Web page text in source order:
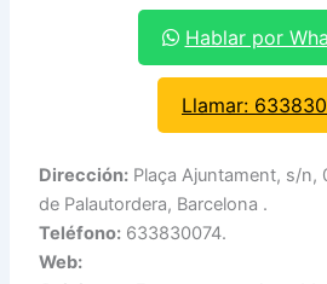
Hablar por
Llamar:
Dirección: Plaça Ajuntament, s/n,
de Palautordera, Barcelona .
Teléfono: 633830074.
Web: